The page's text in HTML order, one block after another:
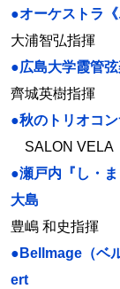
●オーケストラ
大浦智弘指揮
●広島大学霞管
齊城英樹指揮
●秋のトリオコン
SALON VELA
●瀬戸内『し・
大島
豊嶋 和史指揮
●Bellmage（ベ
ert